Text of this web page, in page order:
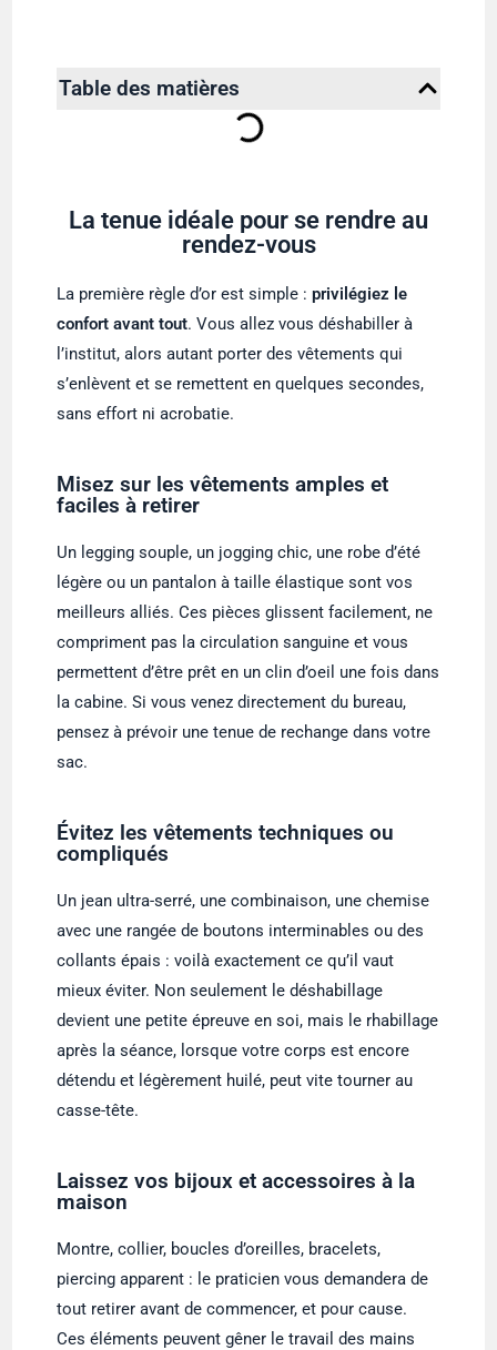
Table des matières
La tenue idéale pour se rendre au
rendez-vous
La première règle d’or est simple :privilégiez le
confort avant tout. Vous allez vous déshabiller à
l’institut, alors autant porter des vêtements qui
s’enlèvent et se remettent en quelques secondes,
sans effort ni acrobatie.
Misez sur les vêtements amples et
faciles à retirer
Un legging souple, un jogging chic, une robe d’été
légère ou un pantalon à taille élastique sont vos
meilleurs alliés. Ces pièces glissent facilement, ne
compriment pas la circulation sanguine et vous
permettent d’être prêt en un clin d’oeil une fois dans
la cabine. Si vous venez directement du bureau,
pensez à prévoir une tenue de rechange dans votre
sac.
Évitez les vêtements techniques ou
compliqués
Un jean ultra-serré, une combinaison, une chemise
avec une rangée de boutons interminables ou des
collants épais : voilà exactement ce qu’il vaut
mieux éviter. Non seulement le déshabillage
devient une petite épreuve en soi, mais le rhabillage
après la séance, lorsque votre corps est encore
détendu et légèrement huilé, peut vite tourner au
casse-tête.
Laissez vos bijoux et accessoires à la
maison
Montre, collier, boucles d’oreilles, bracelets,
piercing apparent : le praticien vous demandera de
tout retirer avant de commencer, et pour cause.
Ces éléments peuvent gêner le travail des mains